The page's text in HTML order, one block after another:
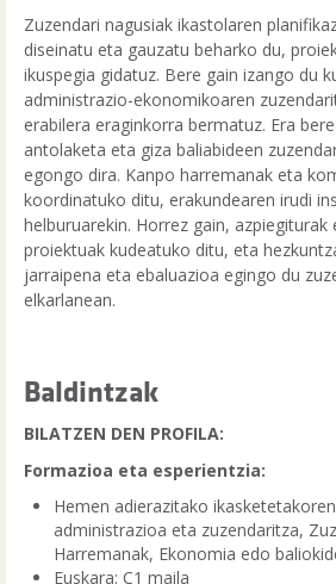
Zuzendari nagusiak ikastolaren
diseinatu eta gauzatu beharko du,
ikuspegia gidatuz. Bere gain izango du
administrazio-ekonomikoaren
erabilera eraginkorra bermatuz. Era
antolaketa eta giza baliabideen
egongo dira. Kanpo harremanak eta
koordinatuko ditu, erakundearen irudi
helburuarekin. Horrez gain, azpiegiturak
proiektuak kudeatuko ditu, eta
jarraipena eta ebaluazioa egingo du
elkarlanean.
Baldintzak
BILATZEN DEN PROFILA:
Formazioa eta esperientzia:
Hemen adierazitako
administrazioa eta zuzendaritza,
Harremanak, Ekonomia edo
Euskara: C1 maila